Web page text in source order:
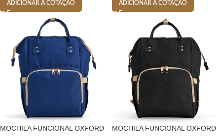
ADICIONAR A COTAÇÃO ADICIONAR A COTAÇÃO
MOCHILA FUNCIONAL OXFORD
MOCHILA FUNCIONAL OXFORD